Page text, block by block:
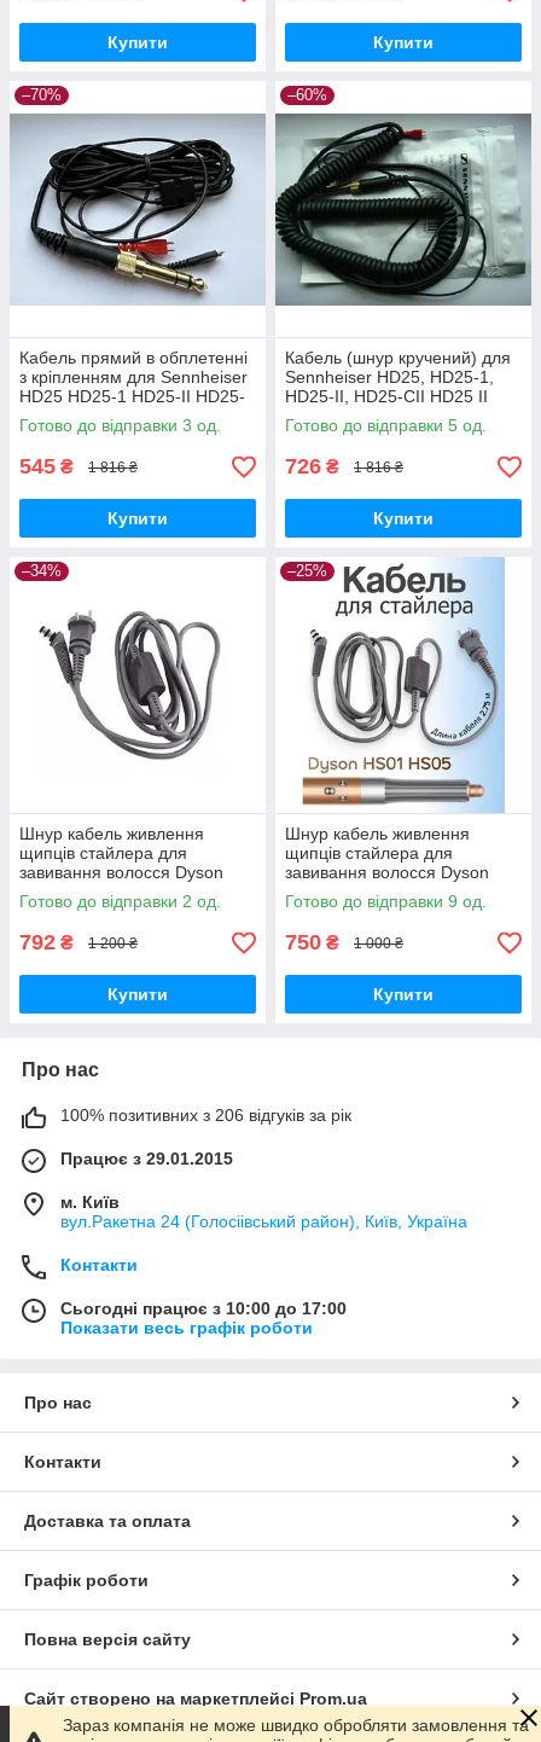
Купити Купити
–70%
Кабель прямий в обплетенні
з кріпленням для Sennheiser
HD25 HD25-1 HD25-II HD25-
CII HD25 II
Готово до відправки 3 од.
545 ₴ 1 816 ₴
Купити
–60%
Кабель (шнур кручений) для
Sennheiser HD25, HD25-1,
HD25-II, HD25-CII HD25 II
Steel Cable coiled cable
Готово до відправки 5 од.
726 ₴ 1 816 ₴
Купити
–34%
Шнур кабель живлення
щипців стайлера для
завивання волосся Dyson
Airwrap HS01 HS05 HS08
Готово до відправки 2 од.
792 ₴ 1 200 ₴
Купити
–25%
Шнур кабель живлення
щипців стайлера для
завивання волосся Dyson
Airwrap HS01 HS05 HS08
Готово до відправки 9 од.
750 ₴ 1 000 ₴
Купити
Про нас
100% позитивних з 206 відгуків за рік
Працює з 29.01.2015
м. Київ
вул.Ракетна 24 (Голосіівський район), Київ, Україна
Контакти
Сьогодні працює з 10:00 до 17:00
Показати весь графік роботи
Про нас
Контакти
Доставка та оплата
Графік роботи
Повна версія сайту
Сайт створено на маркетплейсі Prom.ua
Зараз компанія не може швидко обробляти замовлення та